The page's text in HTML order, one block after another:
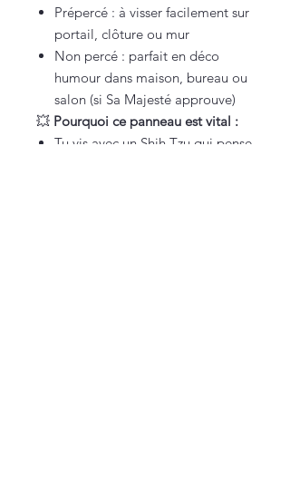
Prépercé : à visser facilement sur
portail, clôture ou mur
Non percé : parfait en déco
humour dans maison, bureau ou
salon (si Sa Majesté approuve)
💥 Pourquoi ce panneau est vital :
Tu vis avec un Shih Tzu qui pense